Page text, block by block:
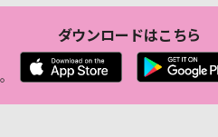
ダウンロードはこちら